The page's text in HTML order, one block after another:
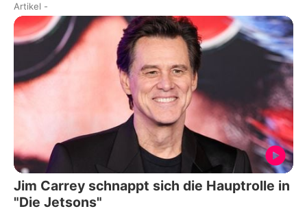
Artikel -
Jim Carrey schnappt sich die Hauptrolle in
"Die Jetsons"